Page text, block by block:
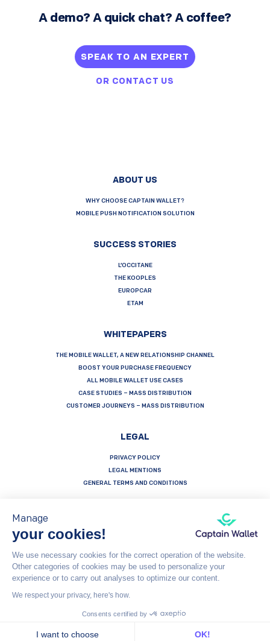
A demo? A quick chat? A coffee?
SPEAK TO AN EXPERT
OR CONTACT US
ABOUT US
WHY CHOOSE CAPTAIN WALLET?
MOBILE PUSH NOTIFICATION SOLUTION
SUCCESS STORIES
L’OCCITANE
THE KOOPLES
EUROPCAR
ETAM
WHITEPAPERS
THE MOBILE WALLET, A NEW RELATIONSHIP CHANNEL
BOOST YOUR PURCHASE FREQUENCY
ALL MOBILE WALLET USE CASES
CASE STUDIES – MASS DISTRIBUTION
CUSTOMER JOURNEYS – MASS DISTRIBUTION
LEGAL
PRIVACY POLICY
LEGAL MENTIONS
GENERAL TERMS AND CONDITIONS
Captain Wallet (by Brevo) is made with heart by Carving Labs - 106 Blvd Haussmann - 75008 - Paris
© Captain Wallet 2023General Terms and Conditions
Manage
your cookies!
We use necessary cookies for the correct operation of the website.
Other categories of cookies may be used to personalize your
experience or to carry out analyses to optimize our content.
We respect your privacy, here's how.
Consents certified by
I want to choose OK!